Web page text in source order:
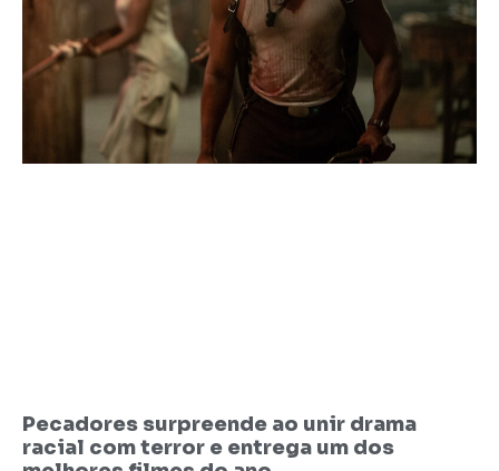
Pecadores surpreende ao unir drama
racial com terror e entrega um dos